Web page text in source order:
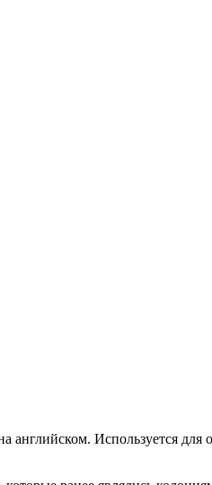
английском. Используется для